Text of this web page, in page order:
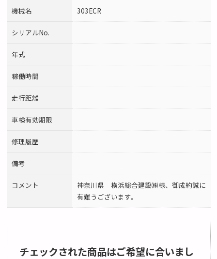
機械名 303ECR
シリアルNo.
年式
稼働時間
走行距離
車検有効期限
修理履歴
備考
コメント
神奈川県 横浜総合建設㈱様、御成約誠に
有難うございます。
チェックされた商品はご希望に合いまし